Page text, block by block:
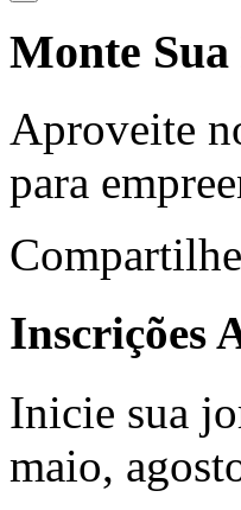
Monte
Aproveite
para
Inscrições
Inicie sua
maio,